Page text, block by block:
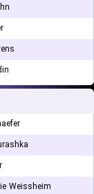
Weissheim